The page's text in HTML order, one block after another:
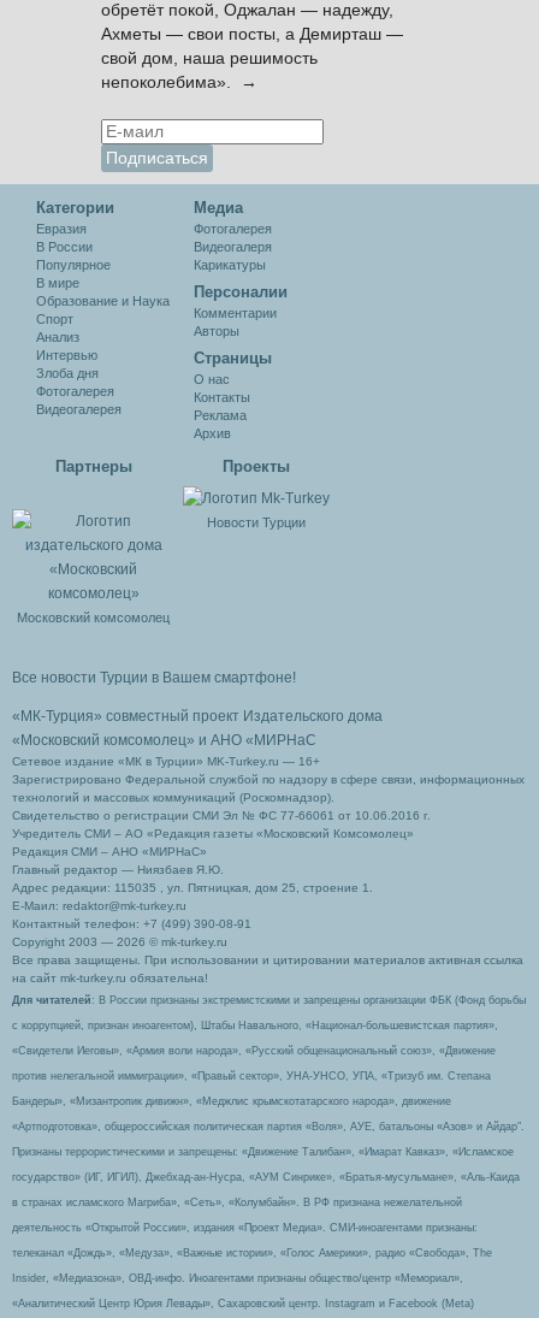
обретёт покой, Оджалан — надежду,
Ахметы — свои посты, а Демирташ —
свой дом, наша решимость
непоколебима». →
Категории
Евразия
В России
Популярное
В мире
Образование и Наука
Спорт
Анализ
Интервью
Злоба дня
Фотогалерея
Видеогалерея
Медиа
Фотогалерея
Видеогалеря
Карикатуры
Персоналии
Комментарии
Авторы
Cтраницы
О нас
Контакты
Реклама
Архив
Партнеры
Московский комсомолец
Проекты
Новости Турции
Все новости Турции в Вашем смартфоне!
«МК-Турция» совместный проект Издательского дома
«Московский комсомолец» и АНО «МИРНаС
Сетевое издание «МК в Турции» MK-Turkey.ru — 16+
Зарегистрировано Федеральной службой по надзору в сфере связи, информационных
технологий и массовых коммуникаций (Роскомнадзор).
Свидетельство о регистрации СМИ Эл № ФС 77-66061 от 10.06.2016 г.
Учредитель СМИ – АО «Редакция газеты «Московский Комсомолец»
Редакция СМИ – АНО «МИРНаС»
Главный редактор — Ниязбаев Я.Ю.
Адрес редакции: 115035 , ул. Пятницкая, дом 25, строение 1.
Е-Маил: redaktor@mk-turkey.ru
Контактный телефон: +7 (499) 390-08-91
Copyright 2003 — 2026 © mk-turkey.ru
Все права защищены. При использовании и цитировании материалов активная ссылка
на сайт mk-turkey.ru обязательна!
Для читателей : В России признаны экстремистскими и запрещены организации ФБК (Фонд борьбы
с коррупцией, признан иноагентом), Штабы Навального, «Национал-большевистская партия»,
«Свидетели Иеговы», «Армия воли народа», «Русский общенациональный союз», «Движение
против нелегальной иммиграции», «Правый сектор», УНА-УНСО, УПА, «Тризуб им. Степана
Бандеры», «Мизантропик дивижн», «Меджлис крымскотатарского народа», движение
«Артподготовка», общероссийская политическая партия «Воля», АУЕ, батальоны «Азов» и Айдар″.
Признаны террористическими и запрещены: «Движение Талибан», «Имарат Кавказ», «Исламское
государство» (ИГ, ИГИЛ), Джебхад-ан-Нусра, «АУМ Синрике», «Братья-мусульмане», «Аль-Каида
в странах исламского Магриба», «Сеть», «Колумбайн». В РФ признана нежелательной
деятельность «Открытой России», издания «Проект Медиа». СМИ-иноагентами признаны:
телеканал «Дождь», «Медуза», «Важные истории», «Голос Америки», радио «Свобода», The
Insider, «Медиазона», ОВД-инфо. Иноагентами признаны общество/центр «Мемориал»,
«Аналитический Центр Юрия Левады», Сахаровский центр. Instagram и Facebook (Metа)